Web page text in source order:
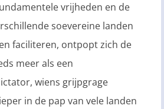
vrijheden en de
soevereine landen
faciliteren, ontpopt zich de
meer als een
wiens grijpgrage
in de pap van vele landen